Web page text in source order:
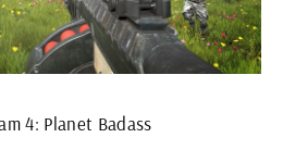
4: Planet Badass